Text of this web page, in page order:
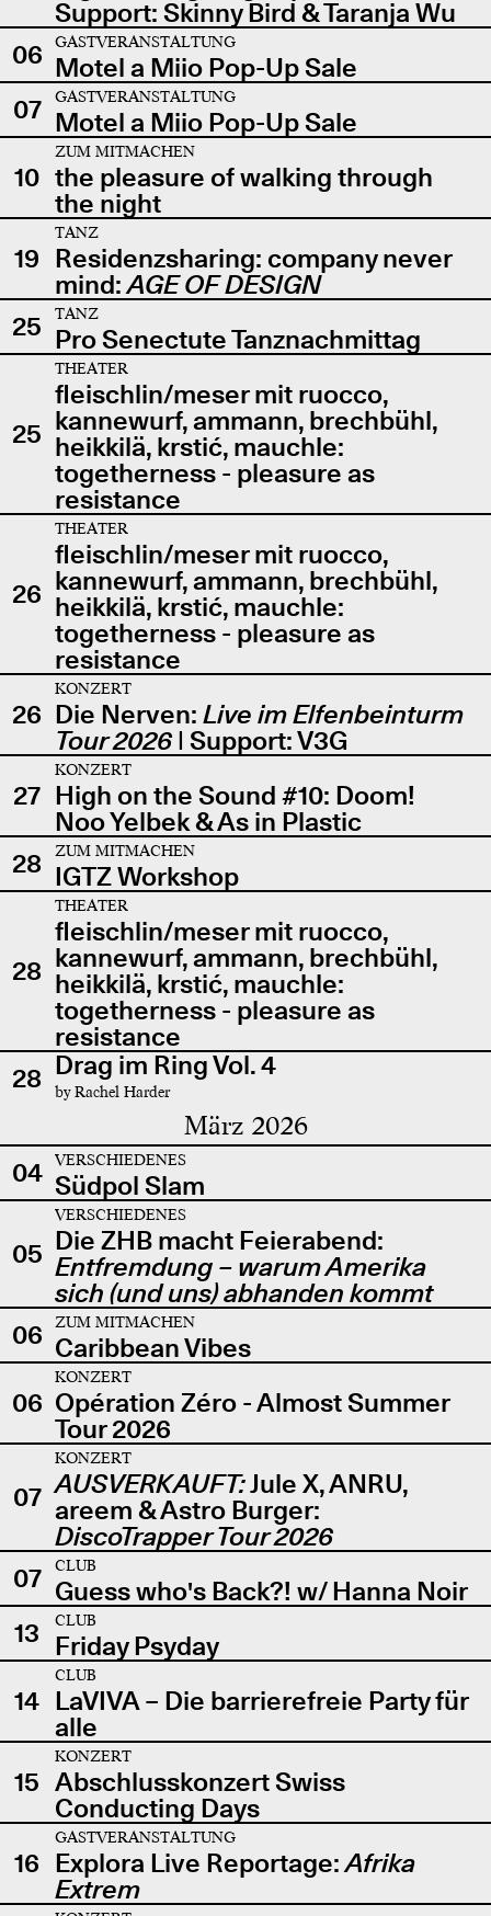
Support: Skinny Bird & Taranja Wu
06
GASTVERANSTALTUNG
Motel a Miio Pop-Up Sale
07
GASTVERANSTALTUNG
Motel a Miio Pop-Up Sale
10
ZUM MITMACHEN
the pleasure of walking through
the night
19
TANZ
Residenzsharing: company never
mind:AGE OF DESIGN
25
TANZ
Pro Senectute Tanznachmittag
25
THEATER
fleischlin/meser mit ruocco,
kannewurf, ammann, brechbühl,
heikkilä, krstić, mauchle:
togetherness - pleasure as
resistance
26
THEATER
fleischlin/meser mit ruocco,
kannewurf, ammann, brechbühl,
heikkilä, krstić, mauchle:
togetherness - pleasure as
resistance
26
KONZERT
Die Nerven: Live im Elfenbeinturm
Tour 2026| Support: V3G
27
KONZERT
High on the Sound #10: Doom!
Noo Yelbek & As in Plastic
28
ZUM MITMACHEN
IGTZ Workshop
28
THEATER
fleischlin/meser mit ruocco,
kannewurf, ammann, brechbühl,
heikkilä, krstić, mauchle:
togetherness - pleasure as
resistance
28 Drag im Ring Vol. 4
by Rachel Harder
März 2026
04 VERSCHIEDENES
Südpol Slam
05
VERSCHIEDENES
Die ZHB macht Feierabend:
Entfremdung – warum Amerika
sich (und uns) abhanden kommt
06
ZUM MITMACHEN
Caribbean Vibes
06
KONZERT
Opération Zéro - Almost Summer
Tour 2026
07
KONZERT
AUSVERKAUFT:Jule X, ANRU,
areem & Astro Burger:
DiscoTrapper Tour 2026
07
CLUB
Guess who's Back?! w/ Hanna Noir
13
CLUB
Friday Psyday
14
CLUB
LaVIVA – Die barrierefreie Party für
alle
15
KONZERT
Abschlusskonzert Swiss
Conducting Days
16
GASTVERANSTALTUNG
Explora Live Reportage:Afrika
Extrem